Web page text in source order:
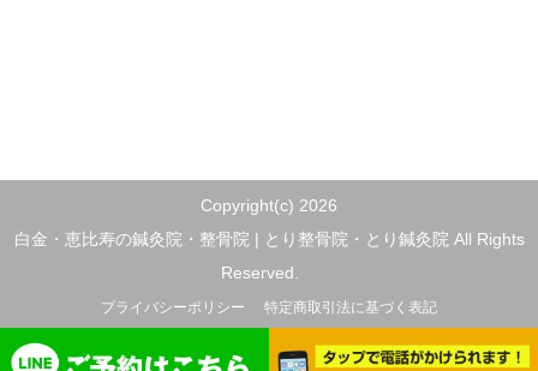
Copyright(c) 2026
白金・恵比寿の鍼灸院・整骨院 | とり整骨院・とり鍼灸院 All Rights
Reserved.
プライバシーポリシー 特定商取引法に基づく表記